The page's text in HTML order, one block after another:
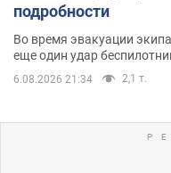
подробности
Во время эвакуации
еще один удар
6.08.2026 21:34 2,1 т.